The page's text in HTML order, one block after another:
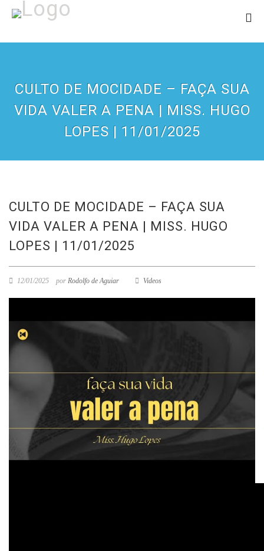
CULTO DE MOCIDADE – FAÇA SUA
VIDA VALER A PENA | MISS. HUGO
LOPES | 11/01/2025
CULTO DE MOCIDADE – FAÇA SUA
VIDA VALER A PENA | MISS. HUGO
LOPES | 11/01/2025
12/01/2025 por Rodolfo de Aguiar Videos